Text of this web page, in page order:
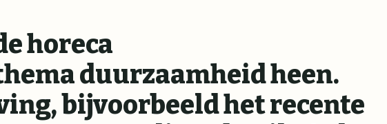
horeca
duurzaamheid heen.
bijvoorbeeld het recente